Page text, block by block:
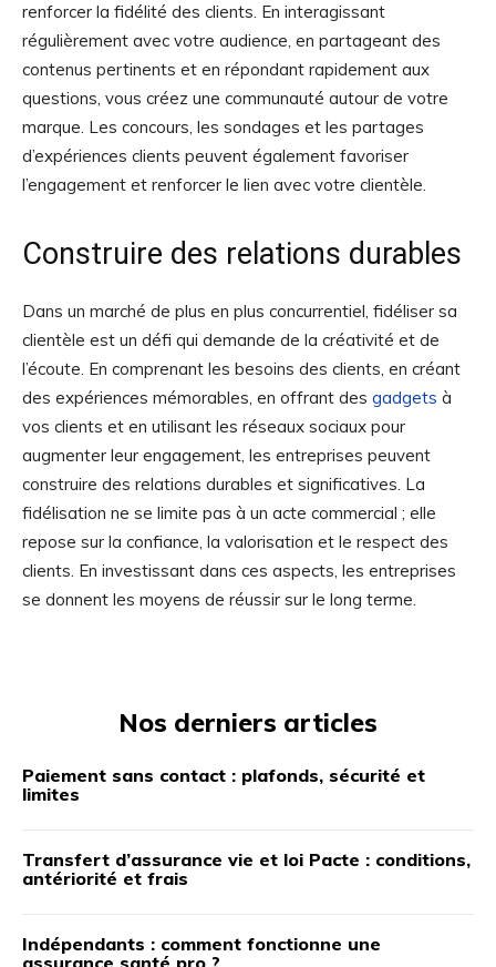
renforcer la fidélité des clients. En interagissant
régulièrement avec votre audience, en partageant des
contenus pertinents et en répondant rapidement aux
questions, vous créez une communauté autour de votre
marque. Les concours, les sondages et les partages
d’expériences clients peuvent également favoriser
l’engagement et renforcer le lien avec votre clientèle.
Construire des relations durables
Dans un marché de plus en plus concurrentiel, fidéliser sa
clientèle est un défi qui demande de la créativité et de
l’écoute. En comprenant les besoins des clients, en créant
des expériences mémorables, en offrant des gadgets à
vos clients et en utilisant les réseaux sociaux pour
augmenter leur engagement, les entreprises peuvent
construire des relations durables et significatives. La
fidélisation ne se limite pas à un acte commercial ; elle
repose sur la confiance, la valorisation et le respect des
clients. En investissant dans ces aspects, les entreprises
se donnent les moyens de réussir sur le long terme.
Nos derniers articles
Paiement sans contact : plafonds, sécurité et
limites
Transfert d’assurance vie et loi Pacte : conditions,
antériorité et frais
Indépendants : comment fonctionne une